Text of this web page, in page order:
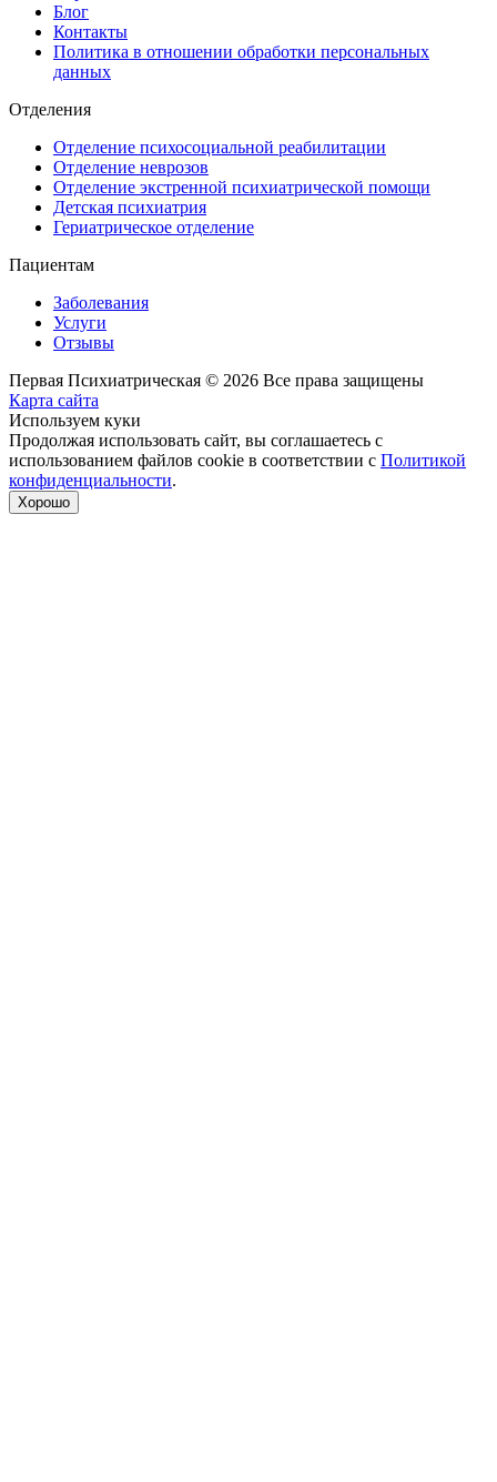
Блог
Контакты
Политика в отношении обработки персональных
данных
Отделения
Отделение психосоциальной реабилитации
Отделение неврозов
Отделение экстренной психиатрической помощи
Детская психиатрия
Гериатрическое отделение
Пациентам
Заболевания
Услуги
Отзывы
Первая Психиатрическая © 2026 Все права защищены
Карта сайта
Используем куки
Продолжая использовать сайт, вы соглашаетесь с
использованием файлов cookie в соответствии с Политикой
конфиденциальности.
Хорошо